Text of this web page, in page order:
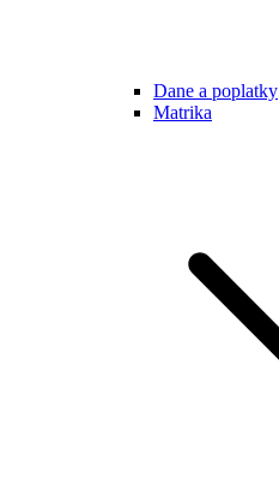
Dane a poplatky
Matrika